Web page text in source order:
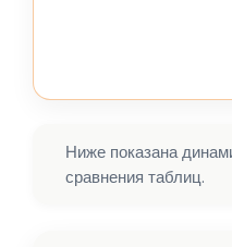
Ниже показана
сравнения таблиц.